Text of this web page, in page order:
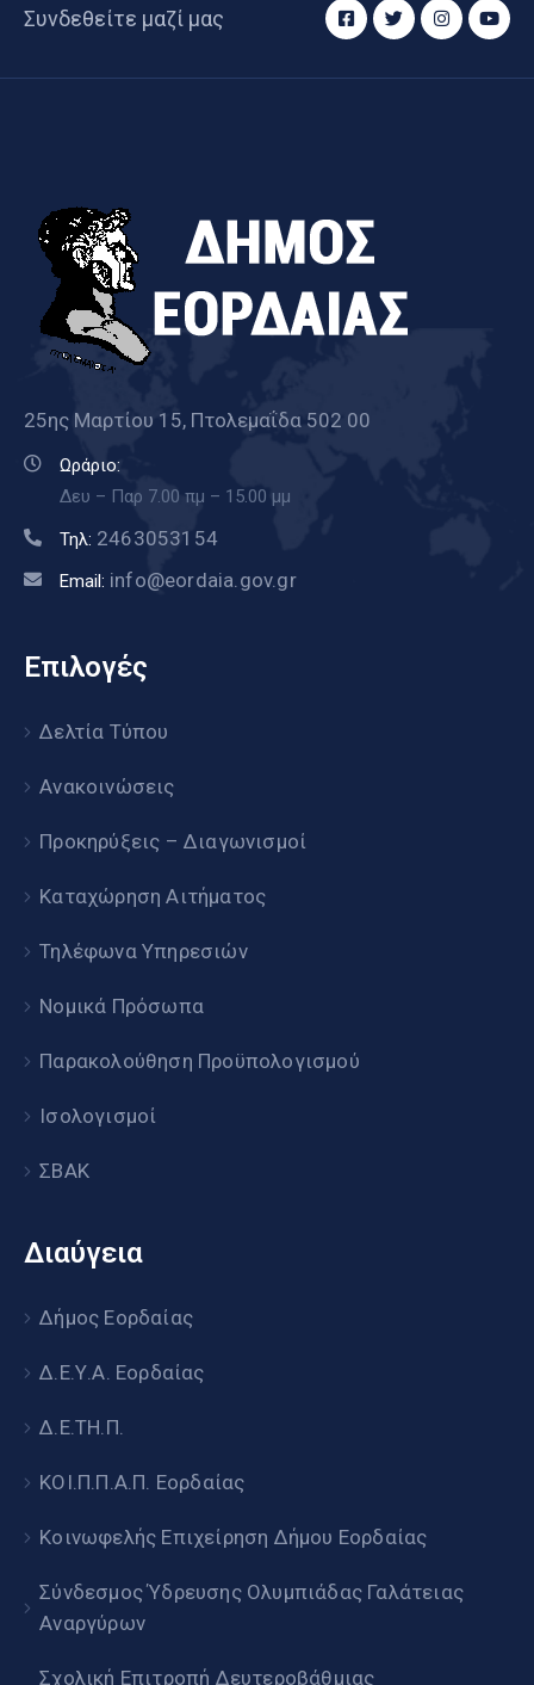
Συνδεθείτε μαζί μας
25ης Μαρτίου 15, Πτολεμαΐδα 502 00
Ωράριο:
Δευ – Παρ 7.00 πμ – 15.00 μμ
Τηλ: 2463053154
Email: info@eordaia.gov.gr
Επιλογές
Δελτία Τύπου
Ανακοινώσεις
Προκηρύξεις – Διαγωνισμοί
Καταχώρηση Αιτήματος
Τηλέφωνα Υπηρεσιών
Νομικά Πρόσωπα
Παρακολούθηση Προϋπολογισμού
Ισολογισμοί
ΣΒΑΚ
Διαύγεια
Δήμος Εορδαίας
Δ.Ε.Υ.Α. Εορδαίας
Δ.Ε.ΤΗ.Π.
ΚΟΙ.Π.Π.Α.Π. Εορδαίας
Κοινωφελής Επιχείρηση Δήμου Εορδαίας
Σύνδεσμος Ύδρευσης Ολυμπιάδας Γαλάτειας
Αναργύρων
Σχολική Επιτροπή Δευτεροβάθμιας